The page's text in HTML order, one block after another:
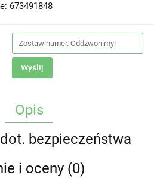
673491848
Wyślij
Opis
bezpieczeństwa
i oceny (0)